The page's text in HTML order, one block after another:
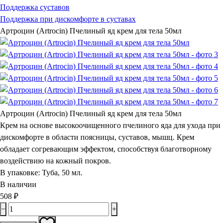
Поддержка суставов
Поддержка при дискомфорте в суставах
Артроцин (Artrосin) Пчелиный яд крем для тела 50мл
Артроцин (Artrосin) Пчелиный яд крем для тела 50мл
Крем на основе высокоочищенного пчелиного яда для ухода при
дискомфорте в области поясницы, суставов, мышц. Крем
обладает согревающим эффектом, способствуя благотворному
воздействию на кожный покров.
В упаковке: Туба, 50 мл.
В наличии
508 ₽
−
+